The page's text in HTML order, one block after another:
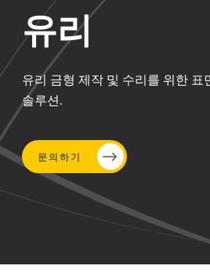
유리
유리 금형 제작 및 수리를 위한 표
솔루션.
문의하기